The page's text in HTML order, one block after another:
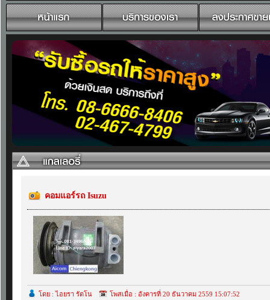
คอมแอร์รถ Isuzu
โดย : ไอยรา รัตโน โพสเมื่อ : อังคารที่ 20 ธันวาคม 2559 15:07:52